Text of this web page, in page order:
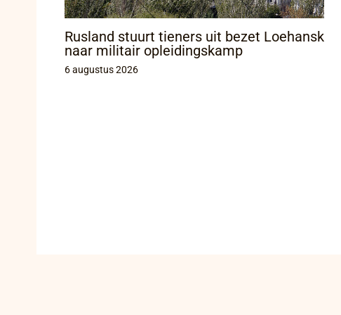
Rusland stuurt tieners uit bezet Loehansk
naar militair opleidingskamp
6 augustus 2026